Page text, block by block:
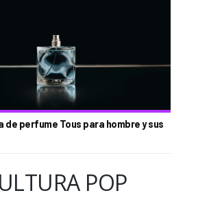
de perfume Tous para hombre y sus
POP